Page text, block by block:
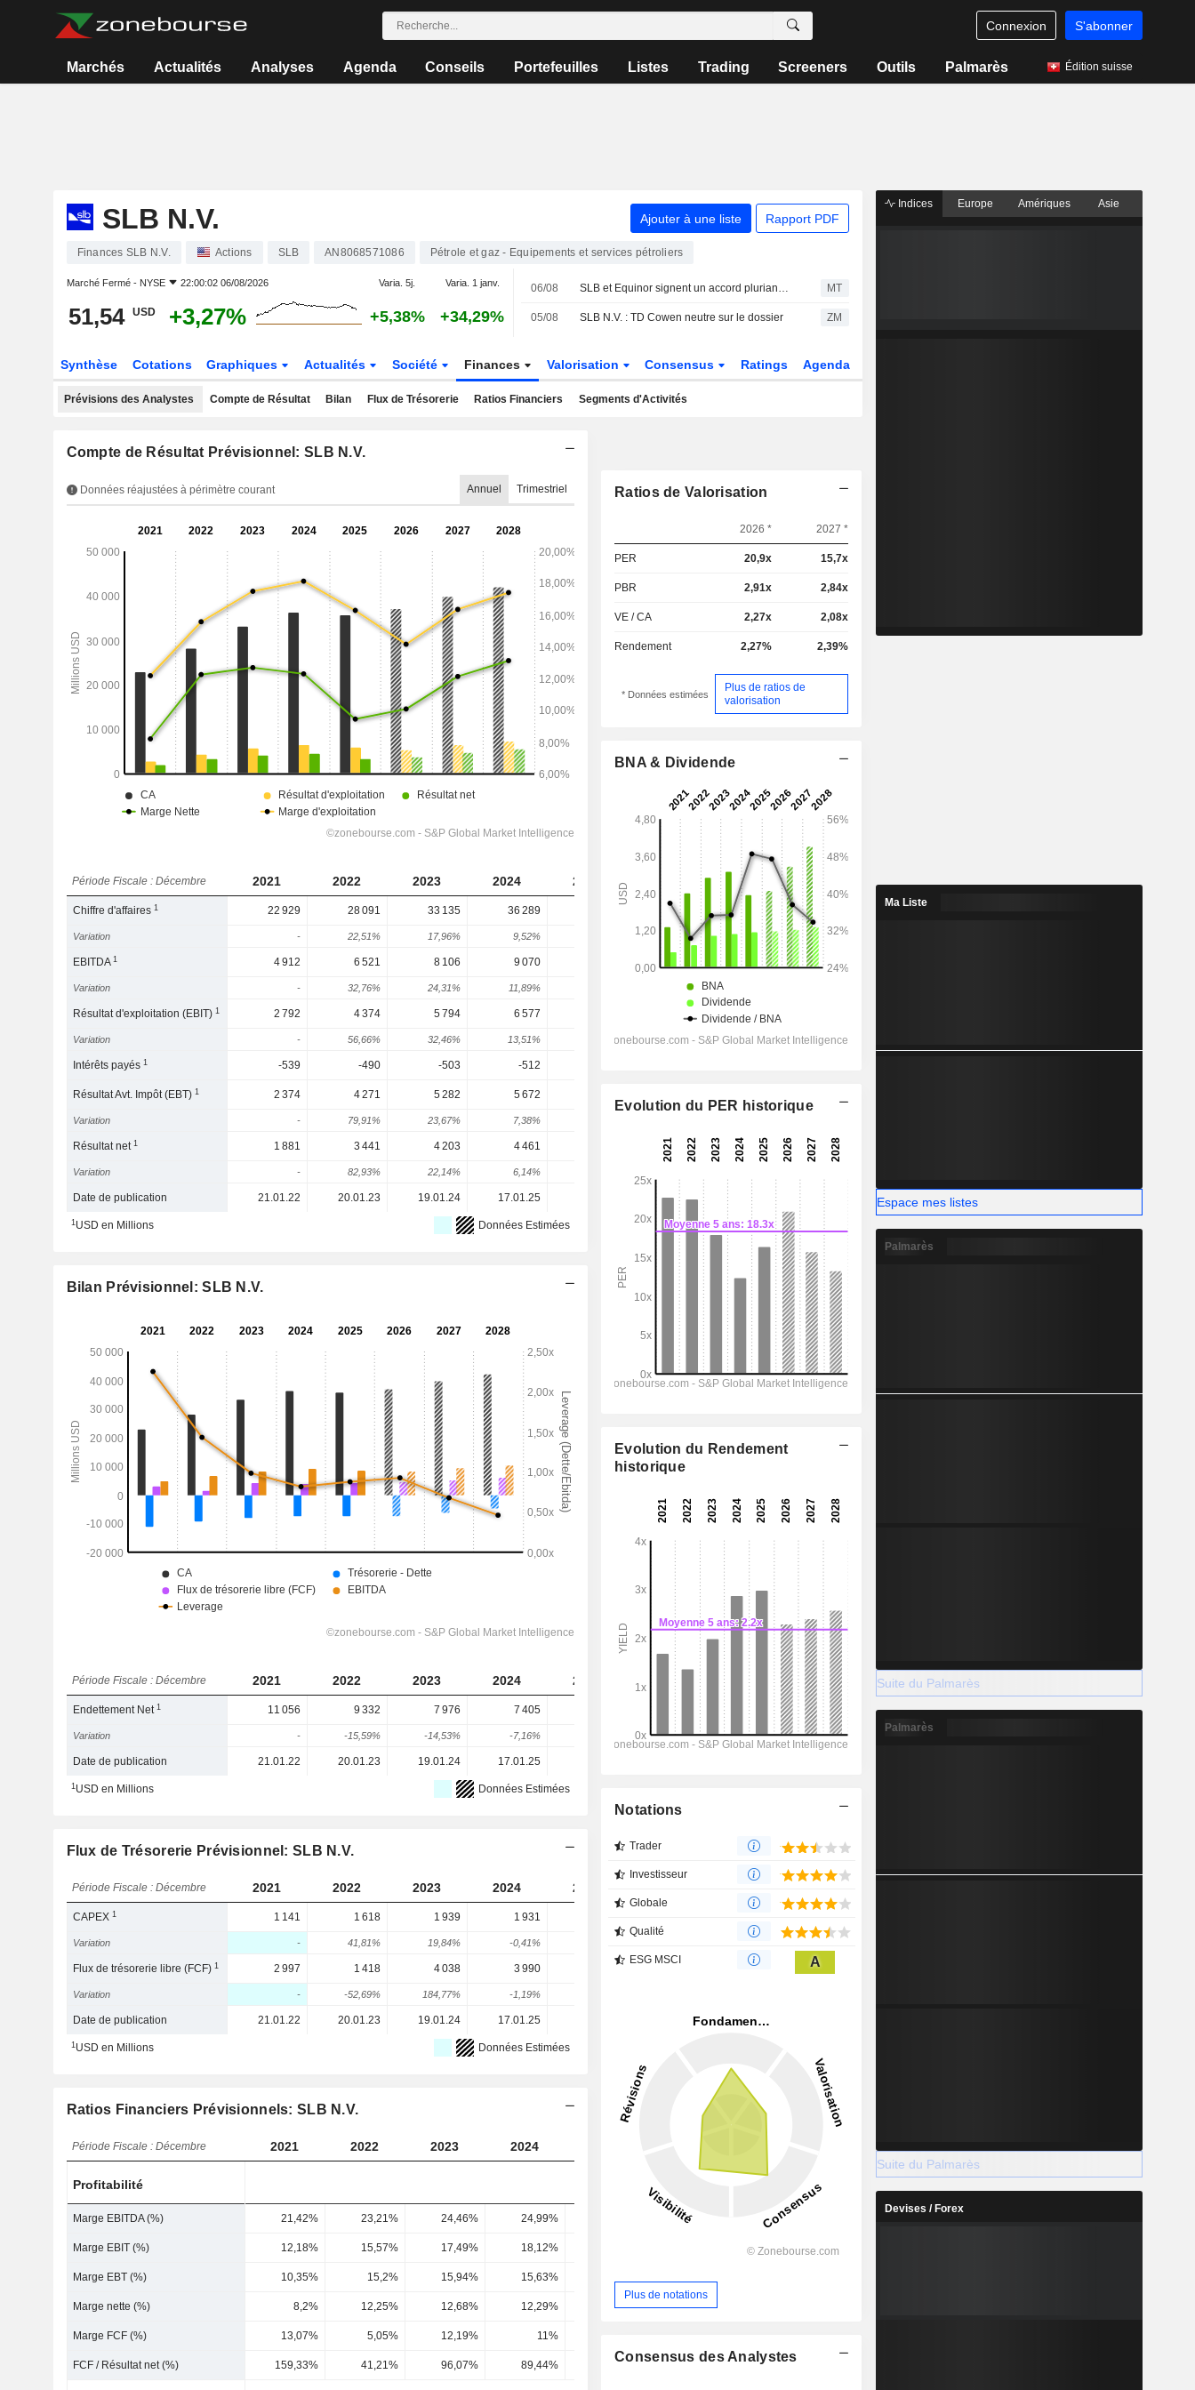
Connexion S'abonner
Marchés Actualités Analyses Agenda Conseils Portefeuilles Listes Trading Screeners Outils Palmarès Édition suisse
SLB N.V. Ajouter à une liste Rapport PDF
Finances SLB N.V. Actions SLB AN8068571086 Pétrole et gaz - Equipements et services pétroliers
Marché Fermé - NYSE 22:00:02 06/08/2026 Varia. 5j. Varia. 1 janv.
51,54 USD +3,27% +5,38% +34,29%
06/08 SLB et Equinor signent un accord pluriannuel de stimulation de réservoirs sur le plateau continental norvégien MT
05/08 SLB N.V. : TD Cowen neutre sur le dossier ZM
Synthèse Cotations Graphiques Actualités Société Finances Valorisation Consensus Ratings Agenda
Prévisions des Analystes Compte de Résultat Bilan Flux de Trésorerie Ratios Financiers Segments d'Activités
Compte de Résultat Prévisionnel: SLB N.V.
Données réajustées à périmètre courant Annuel Trimestriel
Période Fiscale : Décembre 2021 2022 2023 2024 2025 2026 2027 2028
Chiffre d'affaires1 22 929 28 091 33 135 36 289 36 943 39 736
Variation - 22,51% 17,96% 9,52% 3,46% 7,56% 5,7%
EBITDA1 4 912 6 521 8 106 9 070 8 073 9 359 10 174
Variation - 32,76% 24,31% 11,89% -4,6%
Résultat d'exploitation (EBIT)1 2 792 4 374 5 794 6 577 5 230 6 496
Variation - 56,66% 32,46% 13,51% -11,59% -10,06% 24,21% 12,55%
Intérêts payés1 -539 -490 -503 -512
Résultat Avt. Impôt (EBT)1 2 374 4 271 5 282 5 672
Variation - 79,91% 23,67% 7,38%
Résultat net1 1 881 3 441 4 203 4 461 3 726 4 819 5 513
Variation - 82,93% 22,14% 6,14%
Date de publication 21.01.22 20.01.23 19.01.24 17.01.25 -
1USD en Millions Données Estimées
Bilan Prévisionnel: SLB N.V.
Période Fiscale : Décembre 2021 2022 2023 2024 2025 2026 2027 2028
Endettement Net1 11 056 9 332 7 976 7 405 7 479 6 340 4 687
Variation - -15,59% -14,53% -7,16% 0,74% -15,23% -26,07%
Date de publication 21.01.22 20.01.23 19.01.24 17.01.25
1USD en Millions Données Estimées
Flux de Trésorerie Prévisionnel: SLB N.V.
Période Fiscale : Décembre 2021 2022 2023 2024 2025
CAPEX1 1 141 1 618 1 939 1 931
Variation - 41,81% 19,84% -0,41%
Flux de trésorerie libre (FCF)1 2 997 1 418 4 038 3 990 4 115 5 117
Variation - -52,69% 184,77% -1,19%
Date de publication 21.01.22 20.01.23 19.01.24 17.01.25 -
1USD en Millions Données Estimées
Ratios Financiers Prévisionnels: SLB N.V.
Période Fiscale : Décembre 2021 2022 2023 2024 2027
Profitabilité
Marge EBITDA (%) 21,42% 23,21% 24,46% 24,99% 21,85% 23,55%
Marge EBIT (%) 12,18% 15,57% 17,49% 18,12% 16,35%
Marge EBT (%) 10,35% 15,2% 15,94% 15,63%
Marge nette (%) 8,2% 12,25% 12,68% 12,29% 9,45% 10,09%
Marge FCF (%) 13,07% 5,05% 12,19% 11%
FCF / Résultat net (%) 159,33% 41,21% 96,07% 89,44% 121,96% 116,78% 106,19%
Ratios de Valorisation
2026 * 2027 *
PER 20,9x 15,7x
PBR 2,91x 2,84x
VE / CA 2,27x 2,08x
Rendement 2,27% 2,39%
* Données estimées
Plus de ratios de
valorisation
BNA & Dividende
Evolution du PER historique
Evolution du Rendement
historique
Notations
Trader
Investisseur
Globale
Qualité
ESG MSCI A
Plus de notations
Consensus des Analystes
Indices Europe Amériques Asie
Ma Liste
Espace mes listes
Palmarès
Suite du Palmarès
Palmarès
Suite du Palmarès
Devises / Forex